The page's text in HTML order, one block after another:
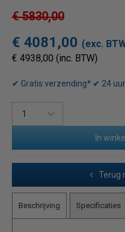
€ 5830,00
€ 4081,00 (exc.
€ 4938,00 (inc. BTW)
✔ Gratis verzending* ✔ 24
In
Terug
Beschrijving Specificaties